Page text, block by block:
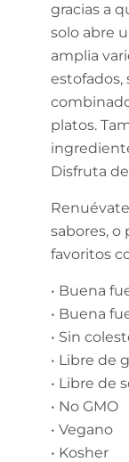
gracias a
solo abre
amplia
estofados,
platos.
Disfruta
sabores, o
favoritos
• Buena
• Buena
• Sin
• Libre de
• Libre de
• No GMO
• Vegano
• Kosher